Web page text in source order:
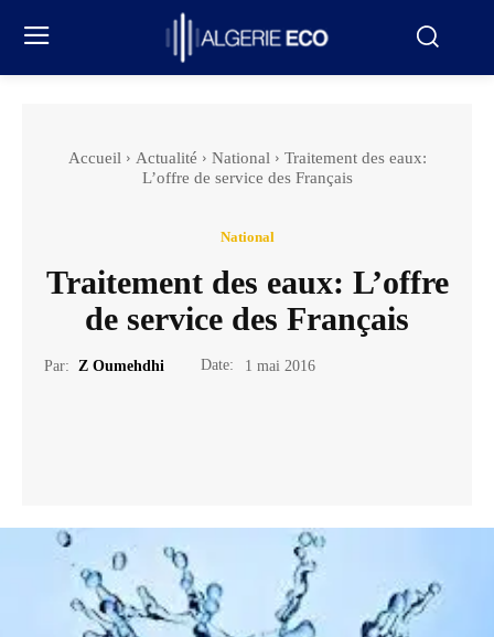
Accueil Actualité National
Traitement des eaux:
L’offre de service des Français
National
Traitement des eaux: L’offre
de service des Français
Par: Z Oumehdhi Date: 1 mai 2016